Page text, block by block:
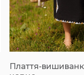
Плаття-